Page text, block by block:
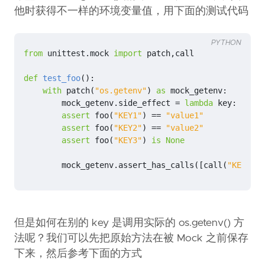
他时获得不一样的环境变量值，用下面的测试代码
from unittest.mock import patch,call
def test_foo():
with patch( "os.getenv") as mock_getenv:
mock_getenv. side_effect = lambda key:
assert
foo( "KEY1") ==
"value1"
assert
foo( "KEY2") ==
"value2"
assert
foo( "KEY3") is None
mock_getenv. assert_has_calls ([call ( "KEY1"
PYTHON
但是如何在别的 key 是调用实际的 os.getenv() 方
法呢？我们可以先把原始方法在被 Mock 之前保存
下来，然后参考下面的方式